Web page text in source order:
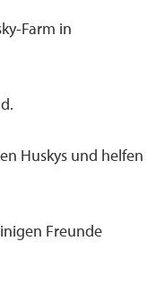
Farm in
Huskys und helfen
Freunde